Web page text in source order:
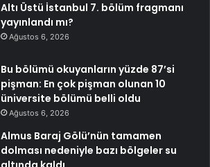
Altı Üstü İstanbul 7. bölüm fragmanı
yayınlandı mı?
Ağustos 6, 2026
Bu bölümü okuyanların yüzde 87’si
pişman: En çok pişman olunan 10
üniversite bölümü belli oldu
Ağustos 6, 2026
Almus Baraj Gölü’nün tamamen
dolması nedeniyle bazı bölgeler su